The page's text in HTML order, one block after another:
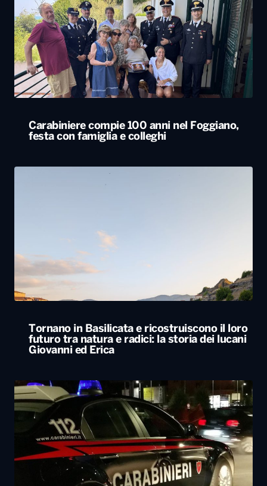
Carabiniere compie 100 anni nel Foggiano,
festa con famiglia e colleghi
Tornano in Basilicata e ricostruiscono il loro
futuro tra natura e radici: la storia dei lucani
Giovanni ed Erica
Svegliato dall’esplosione di uno sportello
bancomat, residente lancia cocci dal balcone
e mette in fuga i ladri